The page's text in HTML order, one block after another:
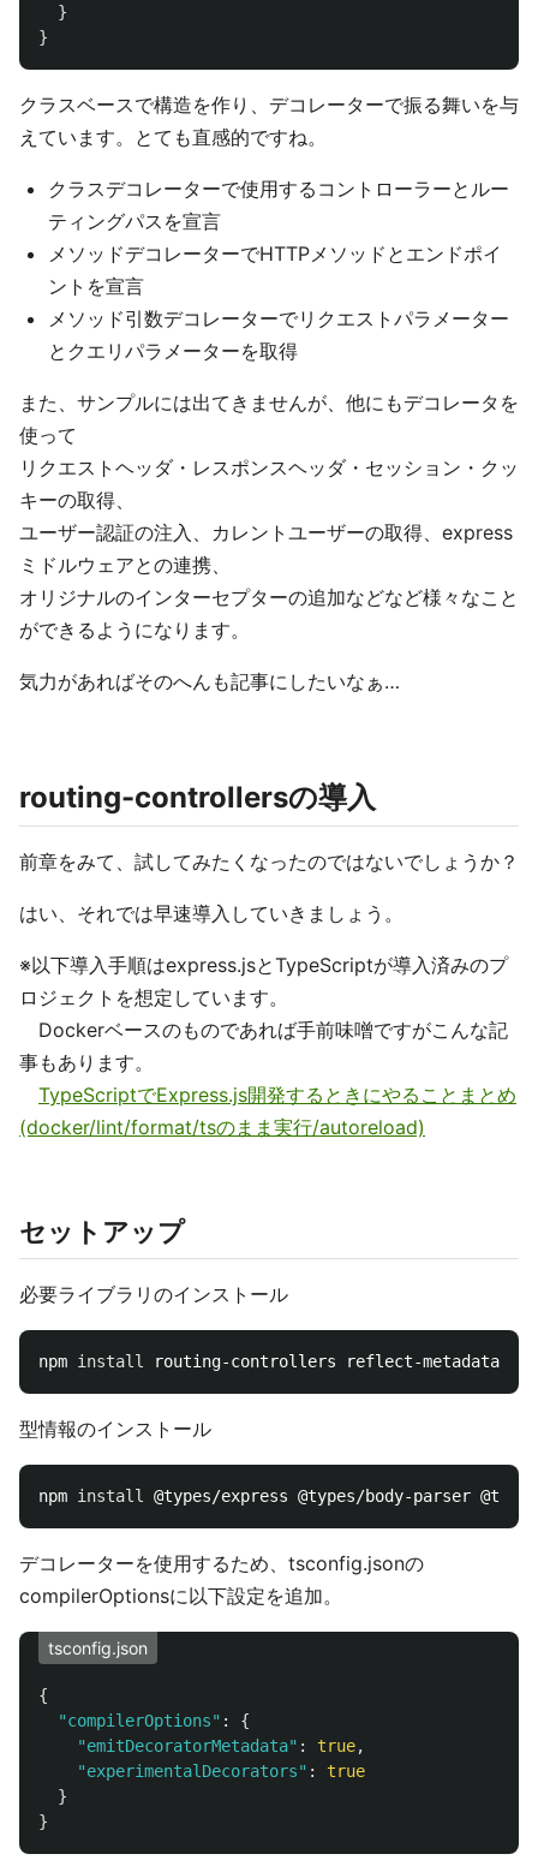
}
}
クラスベースで構造を作り、デコレーターで振る舞いを与
えています。とても直感的ですね。
クラスデコレーターで使用するコントローラーとルー
ティングパスを宣言
メソッドデコレーターでHTTPメソッドとエンドポイ
ントを宣言
メソッド引数デコレーターでリクエストパラメーター
とクエリパラメーターを取得
また、サンプルには出てきませんが、他にもデコレータを
使って
リクエストヘッダ・レスポンスヘッダ・セッション・クッ
キーの取得、
ユーザー認証の注入、カレントユーザーの取得、express
ミドルウェアとの連携、
オリジナルのインターセプターの追加などなど様々なこと
ができるようになります。
気力があればそのへんも記事にしたいなぁ…
routing-controllersの導入
前章をみて、試してみたくなったのではないでしょうか？
はい、それでは早速導入していきましょう。
※以下導入手順はexpress.jsとTypeScriptが導入済みのプ
ロジェクトを想定しています。
Dockerベースのものであれば手前味噌ですがこんな記
事もあります。
TypeScriptでExpress.js開発するときにやることまとめ
(docker/lint/format/tsのまま実行/autoreload)
セットアップ
必要ライブラリのインストール
npm install routing-controllers reflect-metadata
型情報のインストール
npm install @types/express @types/body-parser
デコレーターを使用するため、tsconfig.jsonの
compilerOptionsに以下設定を追加。
tsconfig.json
{
"compilerOptions" :
{
"emitDecoratorMetadata" : true,
"experimentalDecorators" :
true
}
}